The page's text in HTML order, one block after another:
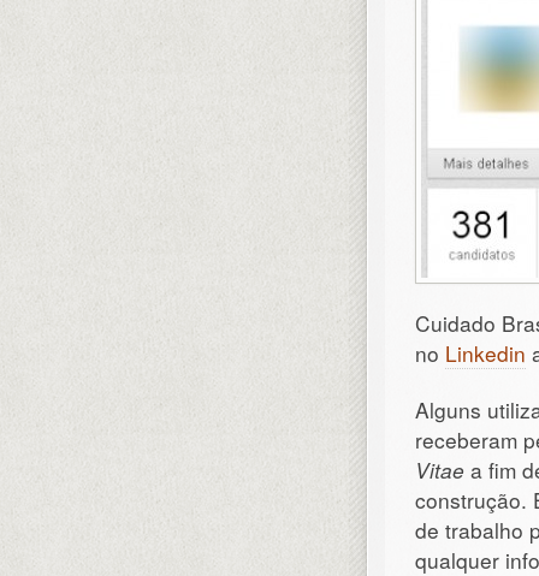
Cuidado
no Linkedin
Alguns
receberam
Vitae a fim
construção.
de trabalho
qualquer